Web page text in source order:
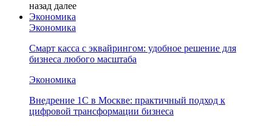
назад далее
Экономика
Экономика
Смарт касса с эквайрингом: удобное решение для
бизнеса любого масштаба
Экономика
Внедрение 1С в Москве: практичный подход к
цифровой трансформации бизнеса